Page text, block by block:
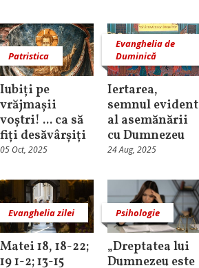
Patristica
Iubiți pe
vrăjmașii
voștri! ... ca să
fiți desăvârșiți
05 Oct, 2025
Evanghelia de
Duminică
Iertarea,
semnul evident
al asemănării
cu Dumnezeu
24 Aug, 2025
Evanghelia zilei
Matei 18, 18-22;
19 1-2; 13-15
Psihologie
„Dreptatea lui
Dumnezeu este